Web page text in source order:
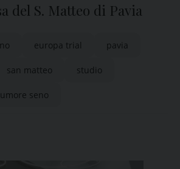
del S. Matteo di Pavia
europa trial pavia
san matteo studio
seno